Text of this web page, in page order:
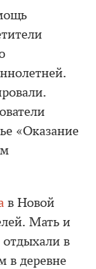
«Оказание
в Новой
Мать и
отдыхали в
в деревне